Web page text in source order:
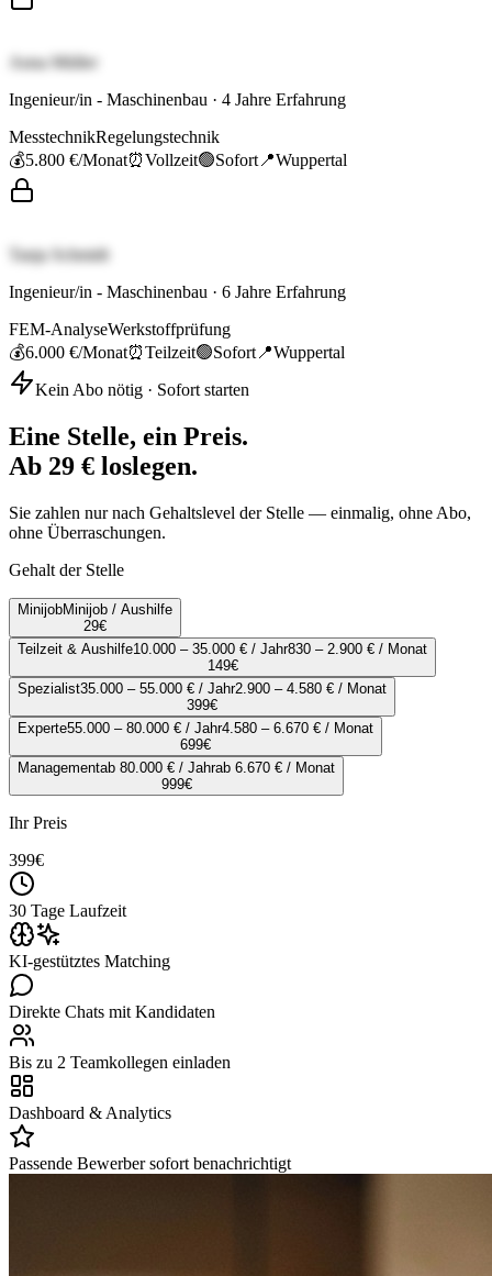
Anna Müller
Ingenieur/in - Maschinenbau · 4 Jahre Erfahrung
MesstechnikRegelungstechnik
💰5.800 €/Monat⏰Vollzeit🟢Sofort 📍Wuppertal
Tanja Schmidt
Ingenieur/in - Maschinenbau · 6 Jahre Erfahrung
FEM-AnalyseWerkstoffprüfung
💰6.000 €/Monat⏰Teilzeit🟢Sofort 📍Wuppertal
Kein Abo nötig · Sofort starten
Eine Stelle, ein Preis.
Ab 29 € loslegen.
Sie zahlen nur nach Gehaltslevel der Stelle — einmalig, ohne Abo,
ohne Überraschungen.
Gehalt der Stelle
MinijobMinijob / Aushilfe
29€
Teilzeit & Aushilfe10.000 – 35.000 € / Jahr830 – 2.900 € / Monat
149€
Spezialist35.000 – 55.000 € / Jahr2.900 – 4.580 € / Monat
399€
Experte55.000 – 80.000 € / Jahr4.580 – 6.670 € / Monat
699€
Managementab 80.000 € / Jahrab 6.670 € / Monat
999€
Ihr Preis
399€
30 Tage Laufzeit
KI-gestütztes Matching
Direkte Chats mit Kandidaten
Bis zu 2 Teamkollegen einladen
Dashboard & Analytics
Passende Bewerber sofort benachrichtigt